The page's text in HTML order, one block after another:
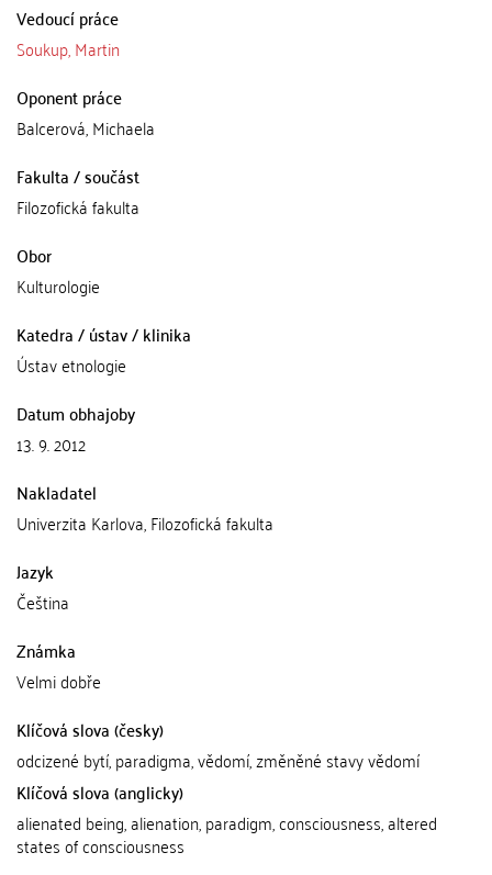
Vedoucí práce
Soukup, Martin
Oponent práce
Balcerová, Michaela
Fakulta / součást
Filozofická fakulta
Obor
Kulturologie
Katedra / ústav / klinika
Ústav etnologie
Datum obhajoby
13. 9. 2012
Nakladatel
Univerzita Karlova, Filozofická fakulta
Jazyk
Čeština
Známka
Velmi dobře
Klíčová slova (česky)
odcizené bytí, paradigma, vědomí, změněné stavy vědomí
Klíčová slova (anglicky)
alienated being, alienation, paradigm, consciousness, altered
states of consciousness